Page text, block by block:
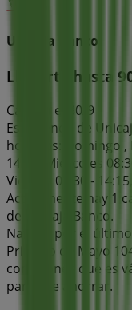
Unicaja Banco
Llevarte hasta
Caduca el 30/9
Esta tienda de
horarios: Domingo ,
14:15, Miércoles
Viernes 08:30 -
Actualmente hay 1
de Unicaja Banco.
Navega por el
Primero de Mayo
comisiones que es
pares de ahorrar.